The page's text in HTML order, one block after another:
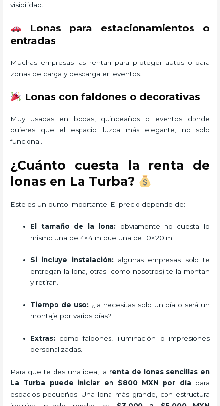
visibilidad.
Lonas para estacionamientos o
entradas
Muchas empresas las rentan para proteger autos o para
zonas de carga y descarga en eventos.
Lonas con faldones o decorativas
Muy usadas en bodas, quinceaños o eventos donde
quieres que el espacio luzca más elegante, no solo
funcional.
¿Cuánto cuesta la renta de
lonas en La Turba?
Este es un punto importante. El precio depende de:
El tamaño de la lona: obviamente no cuesta lo
mismo una de 4×4 m que una de 10×20 m.
Si incluye instalación:algunas empresas solo te
entregan la lona, otras (como nosotros) te la montan
y retiran.
Tiempo de uso: ¿la necesitas solo un día o será un
montaje por varios días?
Extras: como faldones, iluminación o impresiones
personalizadas.
Para que te des una idea, la renta de lonas sencillas en
La Turba puede iniciar en $800 MXN por día para
espacios pequeños. Una lona más grande, con estructura